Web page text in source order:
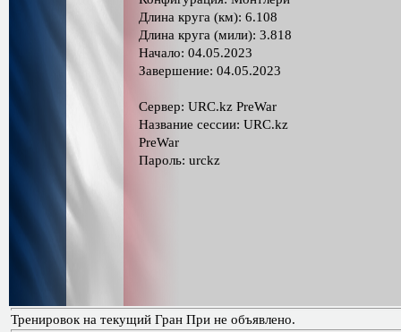
Длина круга (км): 6.108
Длина круга (мили): 3.818
Начало: 04.05.2023
Завершение: 04.05.2023
Сервер: URC.kz PreWar
Название сессии: URC.kz
PreWar
Пароль: urckz
Тренировок на текущий Гран При не объявлено.